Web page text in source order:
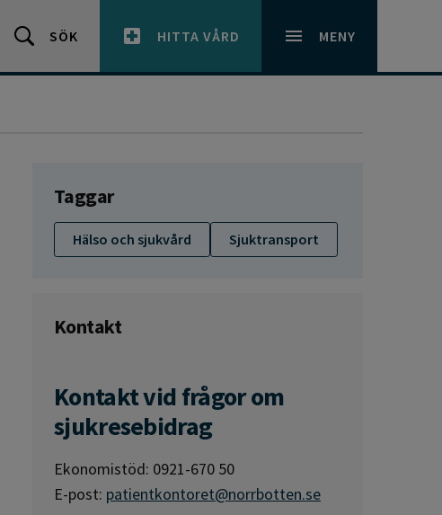
SÖK HITTA VÅRD MENY
Taggar
Hälso och sjukvård Sjuktransport
Kontakt
Kontakt vid frågor om
sjukresebidrag
Ekonomistöd: 0921-670 50
E-post: patientkontoret@norrbotten.se